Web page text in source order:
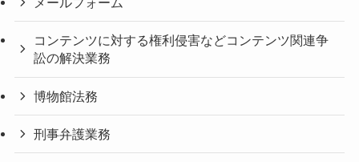
コンテンツに対する権利侵害などコンテンツ関連争
訟の解決業務
博物館法務
刑事弁護業務